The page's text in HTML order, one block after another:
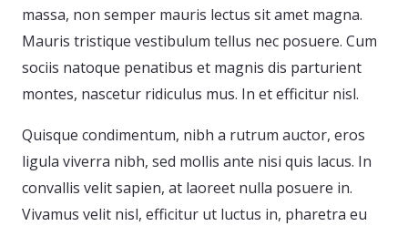
massa, non semper mauris lectus sit amet magna.
Mauris tristique vestibulum tellus nec posuere. Cum
sociis natoque penatibus et magnis dis parturient
montes, nascetur ridiculus mus. In et efficitur nisl.
Quisque condimentum, nibh a rutrum auctor, eros
ligula viverra nibh, sed mollis ante nisi quis lacus. In
convallis velit sapien, at laoreet nulla posuere in.
Vivamus velit nisl, efficitur ut luctus in, pharetra eu